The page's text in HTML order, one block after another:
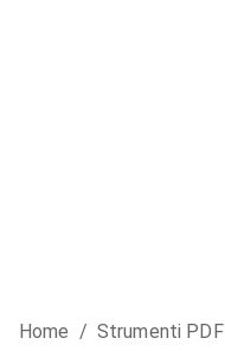
Home / Strumenti PDF